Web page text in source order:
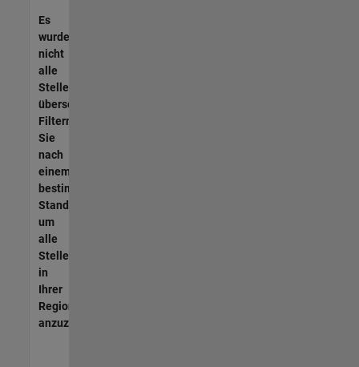
Es
wurden
nicht
alle
Stellen
übersetzt.
Filtern
Sie
nach
einem
bestimmten
Standort,
um
alle
Stellenangebote
in
Ihrer
Region
anzuzeigen.